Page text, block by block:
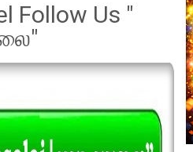
Follow Us "